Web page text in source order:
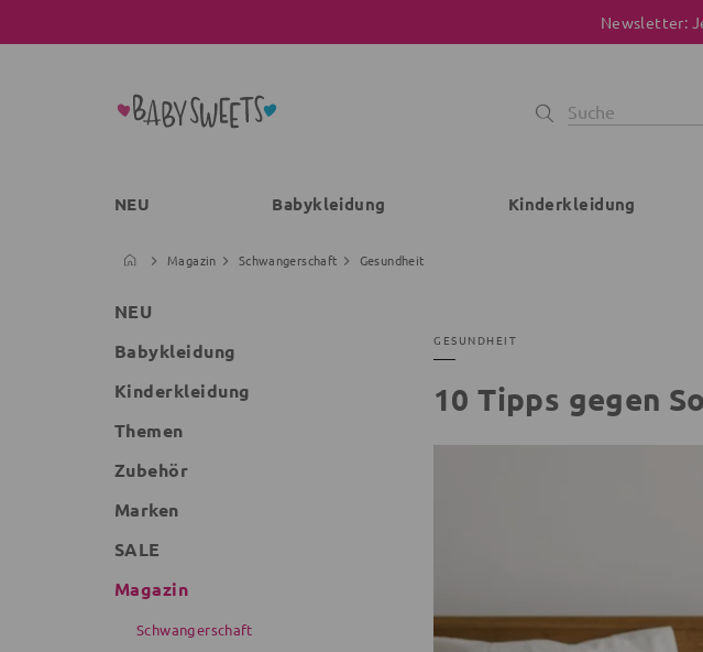
Newsletter:
NEU Babykleidung Kinderkleidung
Magazin Schwangerschaft Gesundheit
NEU
Babykleidung
Kinderkleidung
Themen
Zubehör
Marken
SALE
Magazin
Schwangerschaft
GESUNDHEIT
10 Tipps gegen